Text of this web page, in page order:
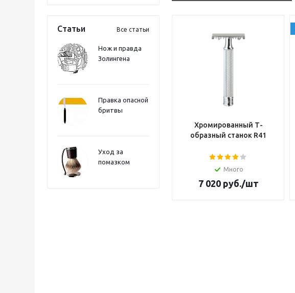
Статьи Все статьи
Нож и правда
Золингена
Правка опасной
бритвы
Уход за
помазком
Хромированный Т-
образный станок R41
Много
7 020руб./шт